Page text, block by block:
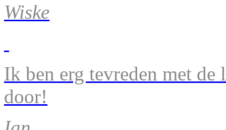
Wiske
Ik ben erg tevreden met de
door!